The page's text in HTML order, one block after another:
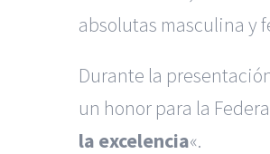
absolutas masculina y
Durante la
un honor para la
la excelencia«.